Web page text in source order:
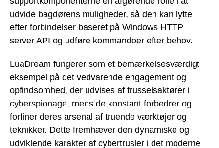
udvide bagdørens muligheder, så den kan lytte
efter forbindelser baseret på Windows HTTP
server API og udføre kommandoer efter behov.
LuaDream fungerer som et bemærkelsesværdigt
eksempel på det vedvarende engagement og
opfindsomhed, der udvises af trusselsaktører i
cyberspionage, mens de konstant forbedrer og
forfiner deres arsenal af truende værktøjer og
teknikker. Dette fremhæver den dynamiske og
udviklende karakter af cybertrusler i det moderne